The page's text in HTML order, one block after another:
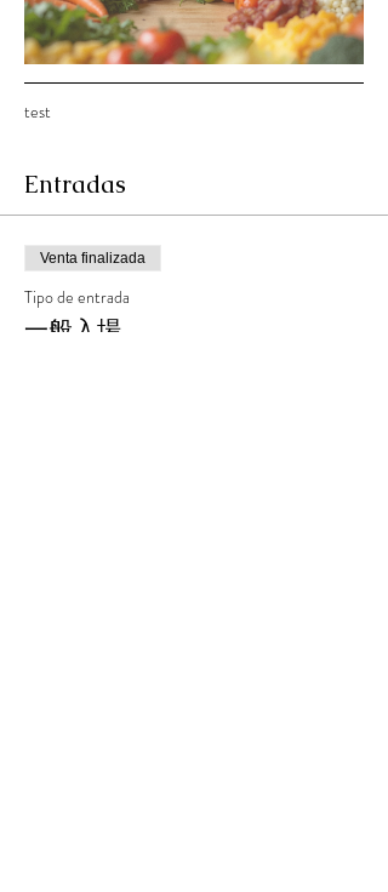
test
Entradas
Venta finalizada
Tipo de entrada
一般入場